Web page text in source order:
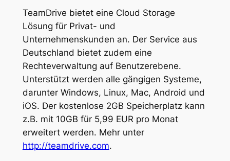
TeamDrive bietet eine Cloud Storage
Lösung für Privat- und
Unternehmenskunden an. Der Service aus
Deutschland bietet zudem eine
Rechteverwaltung auf Benutzerebene.
Unterstützt werden alle gängigen Systeme,
darunter Windows, Linux, Mac, Android und
iOS. Der kostenlose 2GB Speicherplatz kann
z.B. mit 10GB für 5,99 EUR pro Monat
erweitert werden. Mehr unter
http://teamdrive.com.